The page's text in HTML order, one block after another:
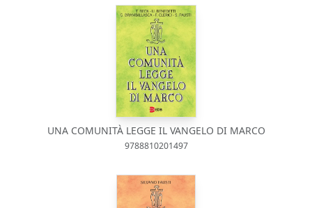
UNA COMUNITÀ LEGGE IL VANGELO DI MARCO
9788810201497